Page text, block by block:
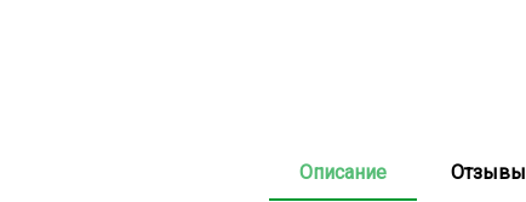
Описание Отзывы